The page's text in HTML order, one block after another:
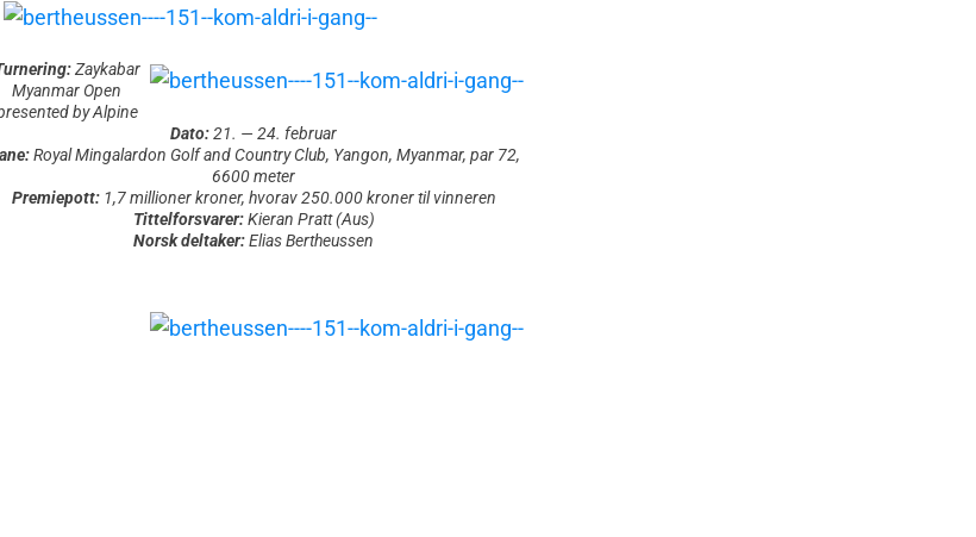
Zaykabar
Myanmar Open
by Alpine
Dato:21. — 24. februar
Royal Mingalardon Golf and Country Club, Yangon, Myanmar, par 72,
6600 meter
Premiepott:1,7 millioner kroner, hvorav 250.000 kroner til vinneren
Tittelforsvarer:Kieran Pratt (Aus)
Norsk deltaker:Elias Bertheussen